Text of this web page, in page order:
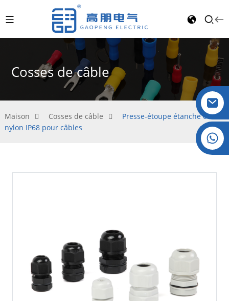
Cosses de câble
Maison Cosses de câble
Presse-étoupe étanche en
nylon IP68 pour câbles